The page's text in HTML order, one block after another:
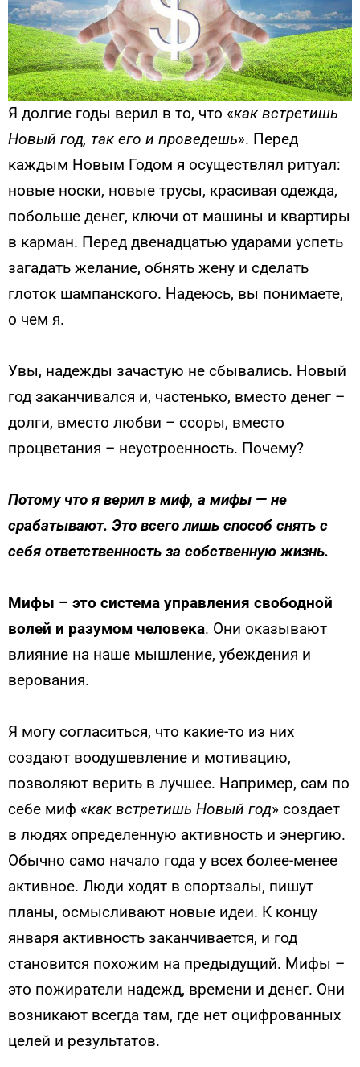
Я долгие годы верил в то, что «как встретишь
Новый год, так его и проведешь». Перед
каждым Новым Годом я осуществлял ритуал:
новые носки, новые трусы, красивая одежда,
по­больше денег, ключи от машины и квартиры
в карман. Перед двенадцатью ударами успеть
загадать желание, обнять жену и сделать
глоток шампанского. Надеюсь, вы понимаете,
о чем я.
Увы, надежды зачастую не сбывались. Новый
год заканчивался и, частенько, вместо денег –
долги, вместо любви – ссоры, вместо
процветания – неустроенность. Почему?
Потому что я верил в миф, а мифы — не
срабатывают. Это всего лишь способ снять с
себя ответственность за собственную жизнь.
Мифы – это система управления свободной
волей и разу­мом человека. Они оказывают
влияние на наше мыш­ление, убеждения и
верования.
Я могу согласиться, что какие-то из них
создают вооду­шевление и мотивацию,
позволяют верить в лучшее. На­пример, сам по
себе миф «как встретишь Новый год» создает
в людях определенную активность и энергию.
Обычно само начало года у всех более-менее
актив­ное. Люди ходят в спортзалы, пишут
планы, осмысливают новые идеи. К концу
января активность заканчивается, и год
становится похожим на предыдущий. Мифы –
это пожиратели надежд, време­ни и денег. Они
возникают всегда там, где нет оцифрованных
целей и результатов.